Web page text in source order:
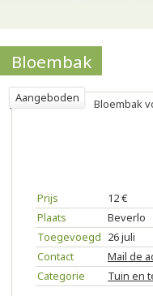
Bloembak
Aangeboden Bloembak
Prijs
12 €
Plaats
Beverlo
Toegevoegd 26 juli
Contact
Mail de
Categorie
Tuin en